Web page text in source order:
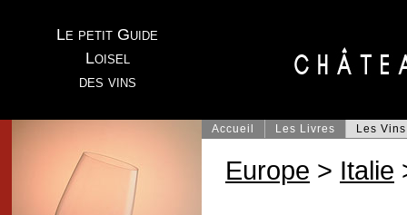
Le petit Guide
Loisel
des vins
Accueil Les Livres Les Vins
Europe > Italie